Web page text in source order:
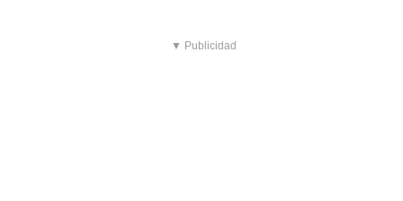
▼ Publicidad